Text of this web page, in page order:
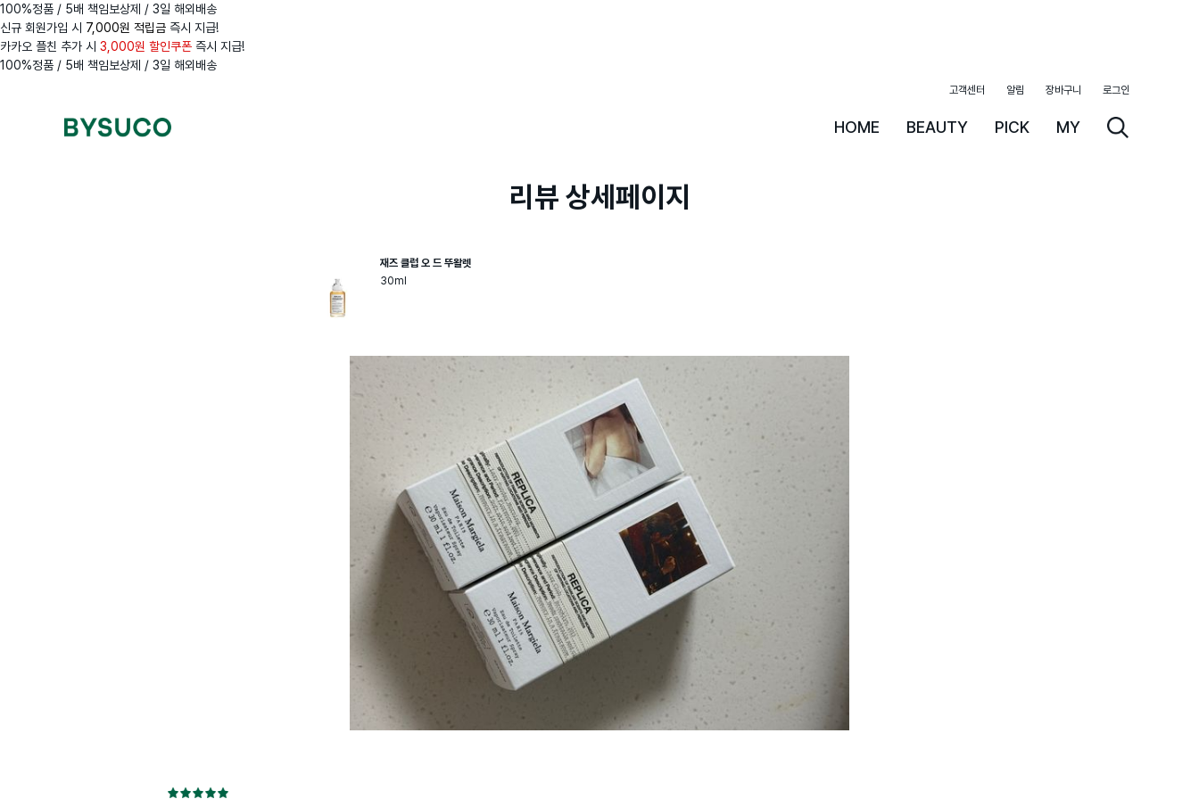
100%정품 / 5배 책임보상제 / 3일 해외배송
신규 회원가입 시 7,000원 적립금 즉시 지급!
카카오 플친 추가 시 3,000원 할인쿠폰 즉시 지급!
100%정품 / 5배 책임보상제 / 3일 해외배송
HOME BEAUTY PICK MY
고객센터 알림 장바구니 로그인
리뷰 상세페이지
재즈 클럽 오 드 뚜왈렛
30ml